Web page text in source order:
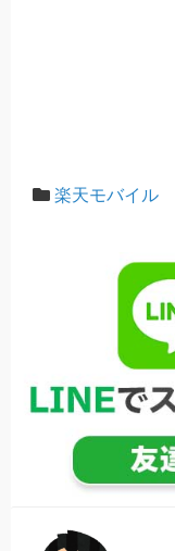
楽天モバイル